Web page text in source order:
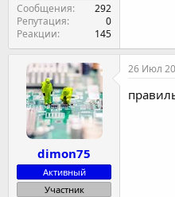
Сообщения
292
Репутация
0
Реакции
145
dimon75
Активный
Участник
26 Июл